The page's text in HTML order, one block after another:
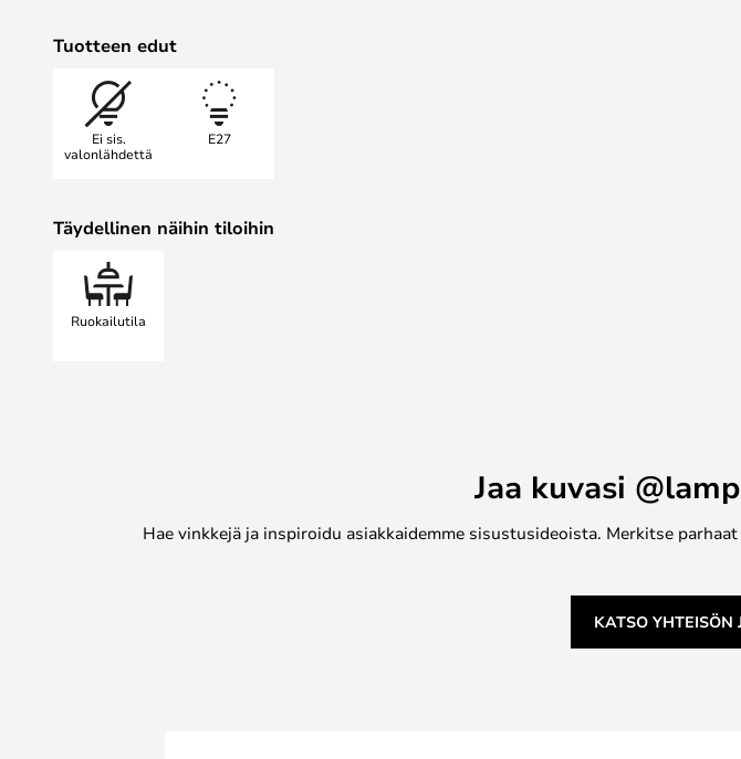
viimeistelyllään.
Valaisimen antama valo on aina miellyttävää, voimakasta ja
kodikasta tehden siitä täydellisen sekä yksityisiin että julkisiin
Tuotteen edut
Ei sis.
valonlähdettä
E27
Täydellinen näihin tiloihin
Ruokailutila
Jaa kuvasi
Hae vinkkejä ja inspiroidu asiakkaidemme sisustusideoista. Merkitse
KATSO